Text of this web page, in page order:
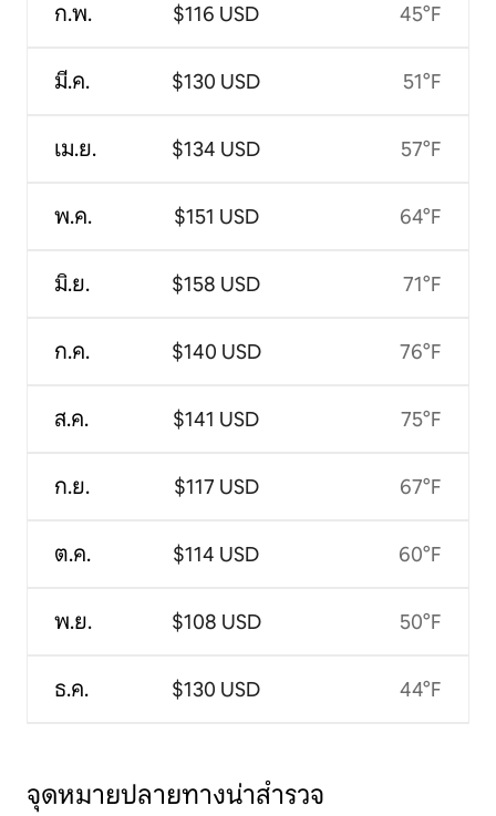
ก.พ.
มี.ค.
เม.ย.
พ.ค.
มิ.ย.
ก.ค.
ส.ค.
ก.ย.
ต.ค.
พ.ย.
ธ.ค.
$116 USD
$130 USD
$134 USD
$151 USD
$158 USD
$140 USD
$141 USD
$117 USD
$114 USD
$108 USD
$130 USD
45°F
51°F
57°F
64°F
71°F
76°F
75°F
67°F
60°F
50°F
44°F
จุดหมายปลายทางน่าสำรวจ